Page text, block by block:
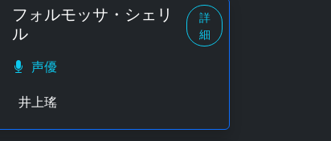
フォルモッサ・シェリ
ル
詳
細
声優
井上瑤